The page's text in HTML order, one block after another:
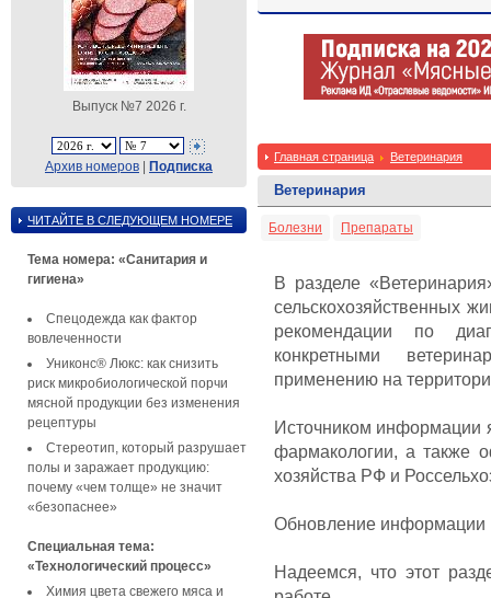
Выпуск №7 2026 г.
Архив номеров | Подписка
ЧИТАЙТЕ В СЛЕДУЮЩЕМ НОМЕРЕ
Тема номера: «Санитария и
гигиена»
Спецодежда как фактор
вовлеченности
Униконс® Люкс: как снизить
риск микробиологической порчи
мясной продукции без изменения
рецептуры
Стереотип, который разрушает
полы и заражает продукцию:
почему «чем толще» не значит
«безопаснее»
Специальная тема:
«Технологический процесс»
Химия цвета свежего мяса и
Главная страница Ветеринария
Ветеринария
Болезни Препараты
В разделе
сельскохозяйственных
рекомендации по
конкретными
применению на
Источником информации
фармакологии, а также
хозяйства РФ и
Обновление информации
Надеемся, что этот